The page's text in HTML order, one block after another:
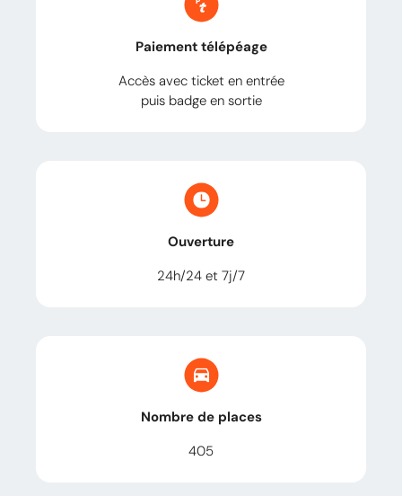
Paiement télépéage
Accès avec ticket en entrée
puis badge en sortie
Ouverture
24h/24 et 7j/7
Nombre de places
405